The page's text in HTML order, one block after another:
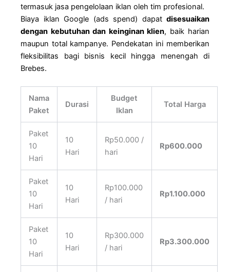
termasuk jasa pengelolaan iklan oleh tim profesional.
Biaya iklan Google (ads spend) dapat disesuaikan
dengan kebutuhan dan keinginan klien, baik harian
maupun total kampanye. Pendekatan ini memberikan
fleksibilitas bagi bisnis kecil hingga menengah di
Brebes.
Nama
Paket
Durasi
Budget
Iklan
Total Harga
Paket
10
Hari
10
Hari
Rp50.000 /
hari
Rp600.000
Paket
10
Hari
10
Hari
Rp100.000
/ hari
Rp1.100.000
Paket
10
Hari
10
Hari
Rp300.000
/ hari
Rp3.300.000